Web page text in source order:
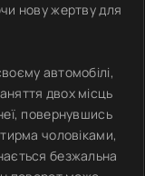
нову жертву для
автомобілі,
двох місць
повернувшись
чоловіками,
безжальна